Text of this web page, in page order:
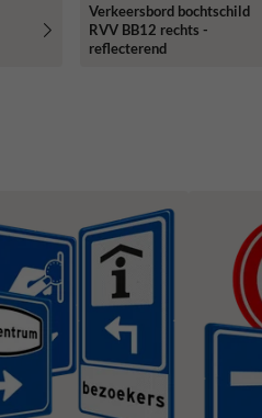
Verkeersbord bochtschild
RVV BB12 rechts -
reflecterend